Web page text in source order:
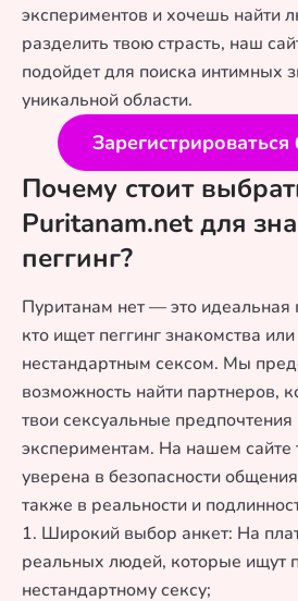
экспериментов и хочешь найти
разделить твою страсть, наш
подойдет для поиска интимных
уникальной области.
Зарегистрироваться
Почему стоит
Puritanam.net для
пеггинг?
Пуританам нет — это идеальная
кто ищет пеггинг знакомства
нестандартным сексом. Мы
возможность найти партнеров,
твои сексуальные предпочтения
экспериментам. На нашем
уверена в безопасности
также в реальности и
1. Широкий выбор анкет: На
реальных людей, которые ищут
нестандартному сексу;